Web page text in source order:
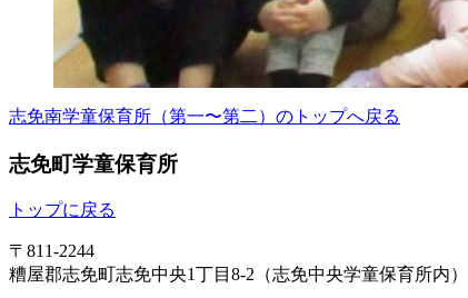
志免南学童保育所（第一〜第二）のトップへ戻る
志免町学童保育所
トップに戻る
〒811-2244
糟屋郡志免町志免中央1丁目8-2（志免中央学童保育所内）